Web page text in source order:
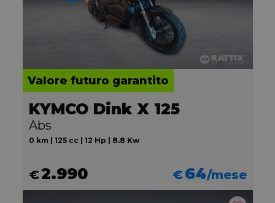
Valore futuro garantito
KYMCO Dink X 125
Abs
0 km | 125 cc | 12 Hp | 8.8 Kw
€2.990 €64/mese